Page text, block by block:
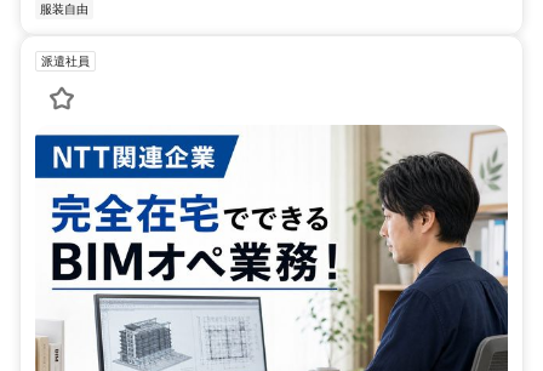
服装自由
派遣社員